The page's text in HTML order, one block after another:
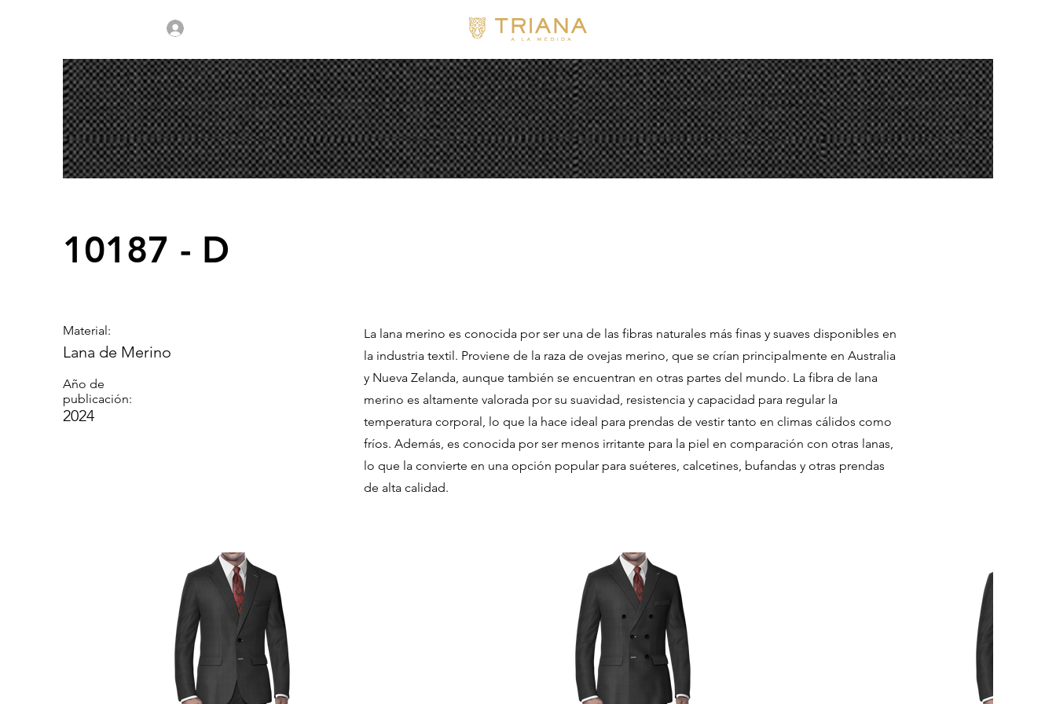
10187 - D
Material:
Lana de Merino
Año de
publicación:
2024
La lana merino es conocida por ser una de las fibras naturales más finas y suaves disponibles en
la industria textil. Proviene de la raza de ovejas merino, que se crían principalmente en Australia
y Nueva Zelanda, aunque también se encuentran en otras partes del mundo. La fibra de lana
merino es altamente valorada por su suavidad, resistencia y capacidad para regular la
temperatura corporal, lo que la hace ideal para prendas de vestir tanto en climas cálidos como
fríos. Además, es conocida por ser menos irritante para la piel en comparación con otras lanas,
lo que la convierte en una opción popular para suéteres, calcetines, bufandas y otras prendas
de alta calidad.